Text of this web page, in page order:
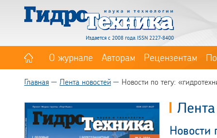
Издается с 2008 года. ISSN 2227-8400
О журнале Авторам Рецензентам
Главная Лента новостей Новости по тегу:
Новости